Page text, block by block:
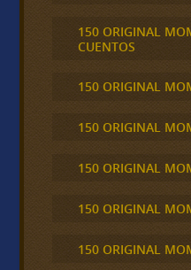
150 ORIGINAL
CUENTOS
150 ORIGINAL
150 ORIGINAL
150 ORIGINAL
150 ORIGINAL
150 ORIGINAL